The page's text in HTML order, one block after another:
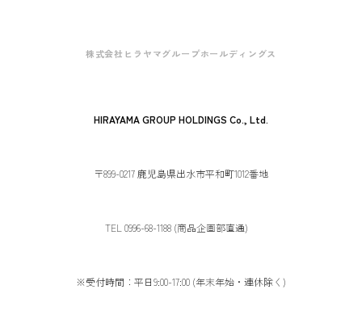
株式会社ヒラヤマグループホールディングス
HIRAYAMA GROUP HOLDINGS Co., Ltd.
〒899-0217 鹿児島県出水市平和町1012番地
TEL 0996-68-1188 (商品企画部直通)
※受付時間：平日9:00-17:00 (年末年始・連休除く)